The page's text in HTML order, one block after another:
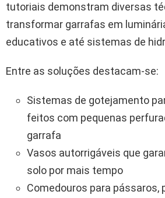
tutoriais demonstram diversas
transformar garrafas em
educativos e até sistemas de
Entre as soluções destacam-se:
Sistemas de gotejamento
feitos com pequenas
garrafa
Vasos autorrigáveis que
solo por mais tempo
Comedouros para pássaros,